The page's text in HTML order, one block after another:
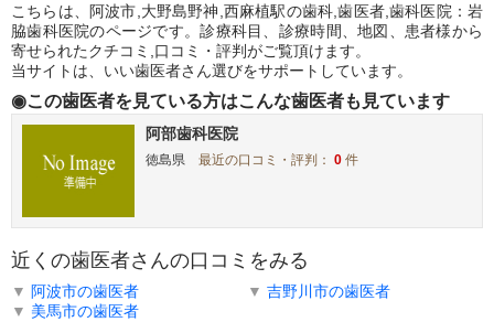
こちらは、阿波市,大野島野神,西麻植駅の歯科,歯医者,歯科医院：岩
脇歯科医院のページです。診療科目、診療時間、地図、患者様から
寄せられたクチコミ,口コミ・評判がご覧頂けます。
当サイトは、いい歯医者さん選びをサポートしています。
◉この歯医者を見ている方はこんな歯医者も見ています
阿部歯科医院
徳島県 最近の口コミ・評判：0 件
近くの歯医者さんの口コミをみる
▼ 阿波市の歯医者 ▼ 吉野川市の歯医者
▼ 美馬市の歯医者